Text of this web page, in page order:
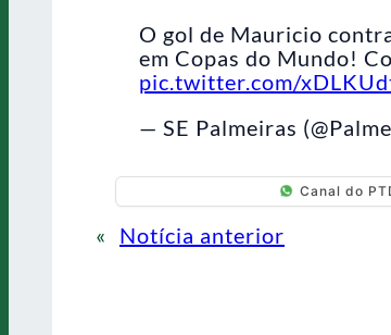
O gol de Mauricio
em Copas do Mundo!
pic.twitter.com/
— SE Palmeiras
Canal do
« Notícia anterior